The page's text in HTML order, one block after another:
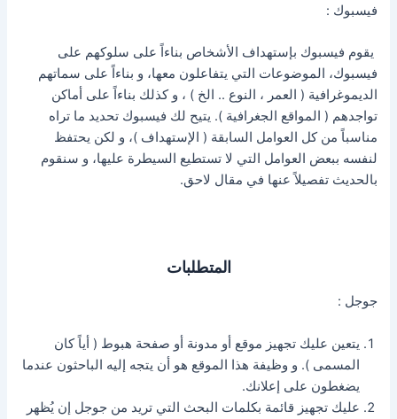
فيسبوك :
يقوم فيسبوك بإستهداف الأشخاص بناءاً على سلوكهم على
فيسبوك، الموضوعات التي يتفاعلون معها، و بناءاً على سماتهم
الديموغرافية ( العمر ، النوع .. الخ ) ، و كذلك بناءاً على أماكن
تواجدهم ( المواقع الجغرافية ). يتيح لك فيسبوك تحديد ما تراه
مناسباً من كل العوامل السابقة ( الإستهداف )، و لكن يحتفظ
لنفسه ببعض العوامل التي لا تستطيع السيطرة عليها، و سنقوم
بالحديث تفصيلاً عنها في مقال لاحق.
المتطلبات
جوجل :
يتعين عليك تجهيز موقع أو مدونة أو صفحة هبوط ( أياً كان
المسمى ). و وظيفة هذا الموقع هو أن يتجه إليه الباحثون عندما
يضغطون على إعلانك.
عليك تجهيز قائمة بكلمات البحث التي تريد من جوجل إن يُظهر